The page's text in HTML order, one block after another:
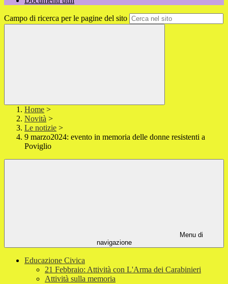
Campo di ricerca per le pagine del sito
Home >
Novità >
Le notizie >
9 marzo2024: evento in memoria delle donne resistenti a
Poviglio
Menu di
navigazione
Educazione Civica
21 Febbraio: Attività con L'Arma dei Carabinieri
Attività sulla memoria